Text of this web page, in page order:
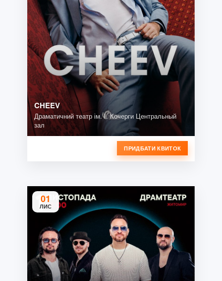
CHEEV
Драматичний театр ім. І. Кочерги Центральный
зал
ПРИДБАТИ КВИТОК
01
ЛИС